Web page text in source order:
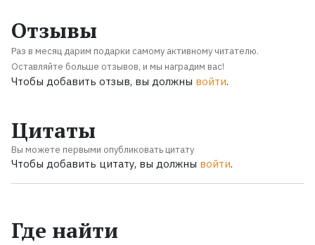
Отзывы
Раз в месяц дарим подарки самому активному читателю.
Оставляйте больше отзывов, и мы наградим вас!
Чтобы добавить отзыв, вы должны войти.
Цитаты
Вы можете первыми опубликовать цитату
Чтобы добавить цитату, вы должны войти.
Где найти